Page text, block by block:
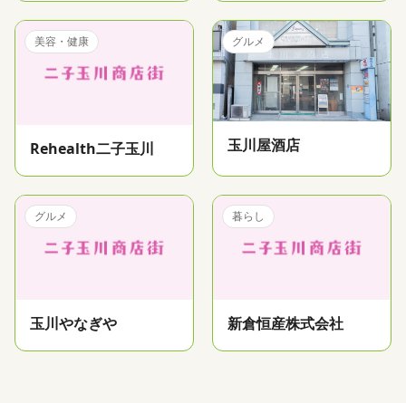
美容・健康
Rehealth二子玉川
グルメ
玉川屋酒店
グルメ
玉川やなぎや
暮らし
新倉恒産株式会社